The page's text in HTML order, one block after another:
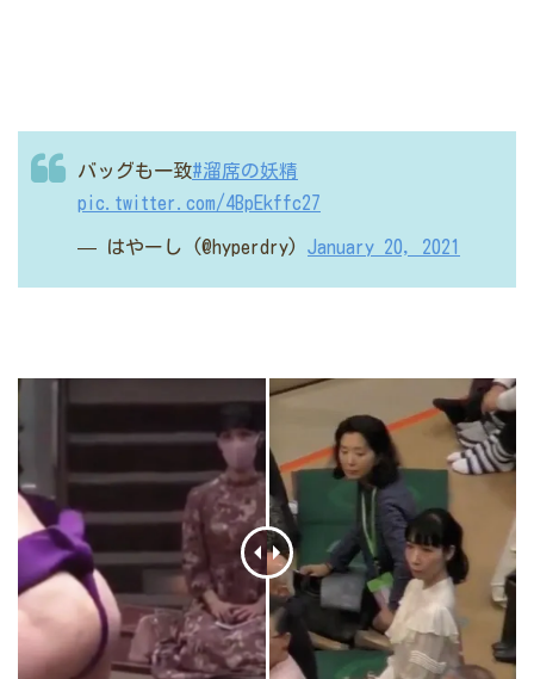
バッグも一致#溜席の妖精
pic.twitter.com/4BpEkffc27
— はやーし (@hyperdry) January 20, 2021